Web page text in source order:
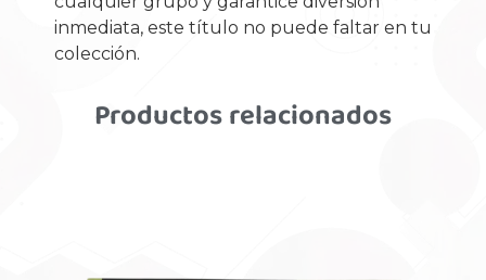
inmediata, este título no puede faltar en tu
colección.
Productos relacionados